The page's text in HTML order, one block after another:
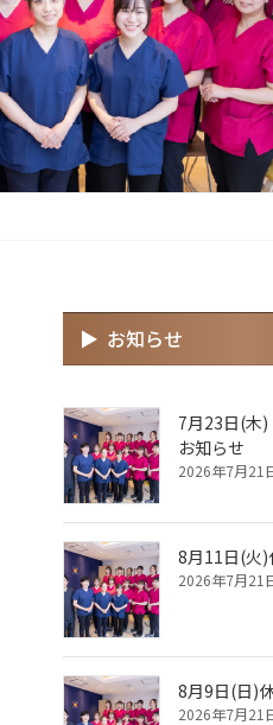
お知らせ
7月23日(木
お知らせ
2026年7月21
8月11日(火)
2026年7月21
8月9日(日)
2026年7月21